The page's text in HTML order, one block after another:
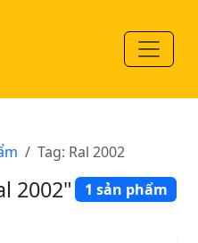
Tag: Ral 2002
2002" 1 sản phẩm